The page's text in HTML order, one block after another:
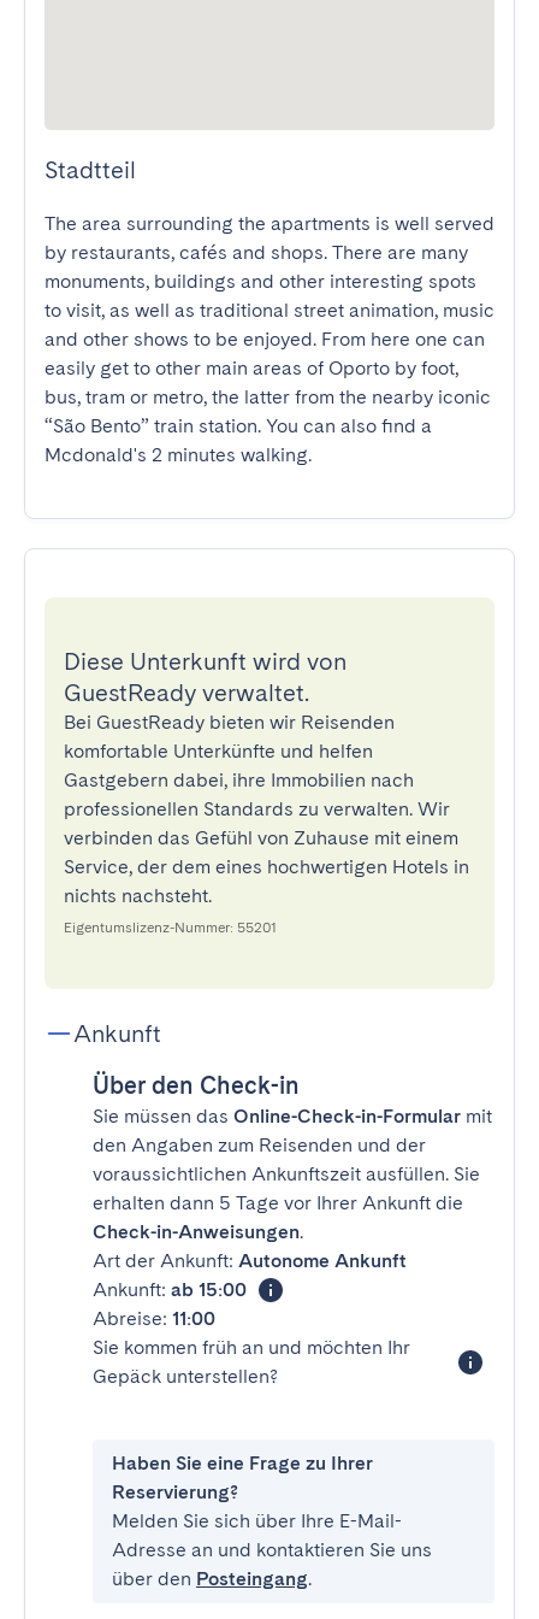
Stadtteil
The area surrounding the apartments is well served
by restaurants, cafés and shops. There are many
monuments, buildings and other interesting spots
to visit, as well as traditional street animation, music
and other shows to be enjoyed. From here one can
easily get to other main areas of Oporto by foot,
bus, tram or metro, the latter from the nearby iconic
“São Bento” train station. You can also find a
Mcdonald's 2 minutes walking.
Diese Unterkunft wird von
GuestReady verwaltet.
Bei GuestReady bieten wir Reisenden
komfortable Unterkünfte und helfen
Gastgebern dabei, ihre Immobilien nach
professionellen Standards zu verwalten. Wir
verbinden das Gefühl von Zuhause mit einem
Service, der dem eines hochwertigen Hotels in
nichts nachsteht.
Eigentumslizenz-Nummer: 55201
Ankunft
Über den Check-in
Sie müssen das Online-Check-in-Formular mit
den Angaben zum Reisenden und der
voraussichtlichen Ankunftszeit ausfüllen. Sie
erhalten dann 5 Tage vor Ihrer Ankunft die
Check-in-Anweisungen.
Art der Ankunft: Autonome Ankunft
Ankunft: ab 15:00
Abreise: 11:00
Sie kommen früh an und möchten Ihr
Gepäck unterstellen?
Haben Sie eine Frage zu Ihrer
Reservierung?
Melden Sie sich über Ihre E-Mail-
Adresse an und kontaktieren Sie uns
über den Posteingang.